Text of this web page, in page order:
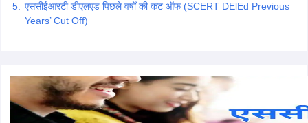
एससीईआरटी डीएलएड पिछले वर्षों की कट ऑफ (SCERT DElEd Previous
Years’ Cut Off)